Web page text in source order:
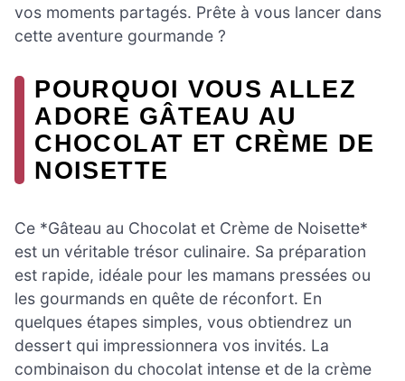
vos moments partagés. Prête à vous lancer dans
cette aventure gourmande ?
POURQUOI VOUS ALLEZ
ADORE GÂTEAU AU
CHOCOLAT ET CRÈME DE
NOISETTE
Ce *Gâteau au Chocolat et Crème de Noisette*
est un véritable trésor culinaire. Sa préparation
est rapide, idéale pour les mamans pressées ou
les gourmands en quête de réconfort. En
quelques étapes simples, vous obtiendrez un
dessert qui impressionnera vos invités. La
combinaison du chocolat intense et de la crème